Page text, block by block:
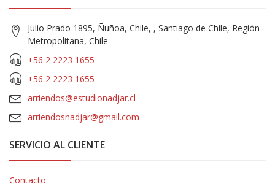
Julio Prado 1895, Ñuñoa, Chile, , Santiago de Chile, Región
Metropolitana, Chile
+56 2 2223 1655
+56 2 2223 1655
arriendos@estudionadjar.cl
arriendosnadjar@gmail.com
SERVICIO AL CLIENTE
Contacto